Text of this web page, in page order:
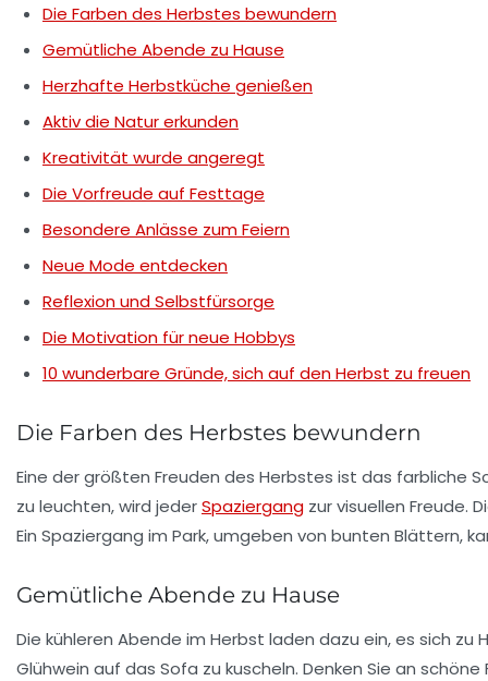
Die Farben des Herbstes bewundern
Gemütliche Abende zu Hause
Herzhafte Herbstküche genießen
Aktiv die Natur erkunden
Kreativität wurde angeregt
Die Vorfreude auf Festtage
Besondere Anlässe zum Feiern
Neue Mode entdecken
Reflexion und Selbstfürsorge
Die Motivation für neue Hobbys
10 wunderbare Gründe, sich auf den Herbst zu freuen
Die Farben des Herbstes bewundern
Eine der größten Freuden des Herbstes ist das farbliche
zu leuchten, wird jederSpaziergang zur visuellen Freude.
Ein Spaziergang im Park, umgeben von bunten Blättern,
Gemütliche Abende zu Hause
Die kühleren Abende im Herbst laden dazu ein, es sich
Glühwein auf das Sofa zu kuscheln. Denken Sie an